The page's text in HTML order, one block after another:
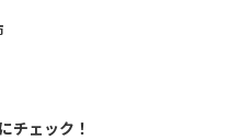
チェック！